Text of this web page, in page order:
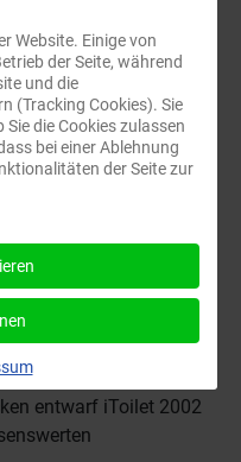
war -abgesehen von
Parodie auf Apples
eine Anspielung auf
Toilet seat
schmeichelhaften
letztendlich aber dazu
Design kaum in
entwarf iToilet 2002
Website. Einige von
der Seite, während
und die
(Tracking Cookies). Sie
die Cookies zulassen
bei einer Ablehnung
der Seite zur